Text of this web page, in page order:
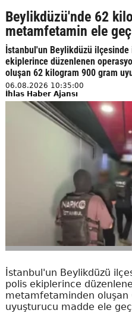
Beylikdüzü'nde 62
metamfetamin ele
İstanbul'un Beylikdüzü
ekiplerince düzenlenen
oluşan 62 kilogram 900 gram
06.08.2026 10:35:00
İhlas Haber Ajansı
İstanbul'un Beylikdüzü
polis ekiplerince
metamfetaminden
uyuşturucu madde ele